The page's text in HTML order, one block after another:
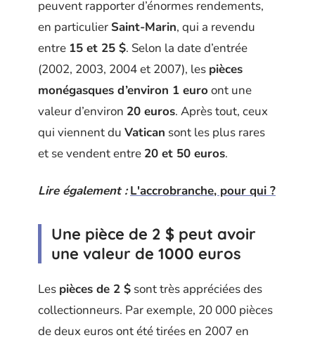
peuvent rapporter d’énormes rendements,
en particulier Saint-Marin, qui a revendu
entre 15 et 25 $. Selon la date d’entrée
(2002, 2003, 2004 et 2007), les pièces
monégasques d’environ 1 euro ont une
valeur d’environ 20 euros. Après tout, ceux
qui viennent du Vatican sont les plus rares
et se vendent entre 20 et 50 euros.
Lire également : L'accrobranche, pour qui ?
Une pièce de 2 $ peut avoir
une valeur de 1000 euros
Les pièces de 2 $ sont très appréciées des
collectionneurs. Par exemple, 20 000 pièces
de deux euros ont été tirées en 2007 en